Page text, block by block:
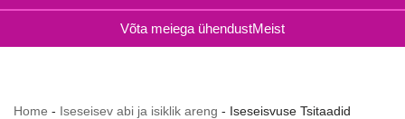
Võta meiega ühendustMeist
Home - Iseseisev abi ja isiklik areng - Iseseisvuse Tsitaadid